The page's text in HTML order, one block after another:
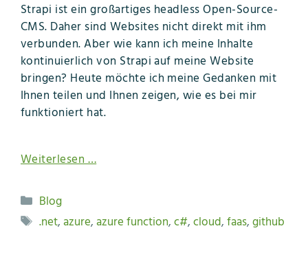
Strapi ist ein großartiges headless Open-Source-
CMS. Daher sind Websites nicht direkt mit ihm
verbunden. Aber wie kann ich meine Inhalte
kontinuierlich von Strapi auf meine Website
bringen? Heute möchte ich meine Gedanken mit
Ihnen teilen und Ihnen zeigen, wie es bei mir
funktioniert hat.
Weiterlesen …
Kategorien
Blog
Schlagwörter
.net,azure,azure function,c#,cloud,faas,github